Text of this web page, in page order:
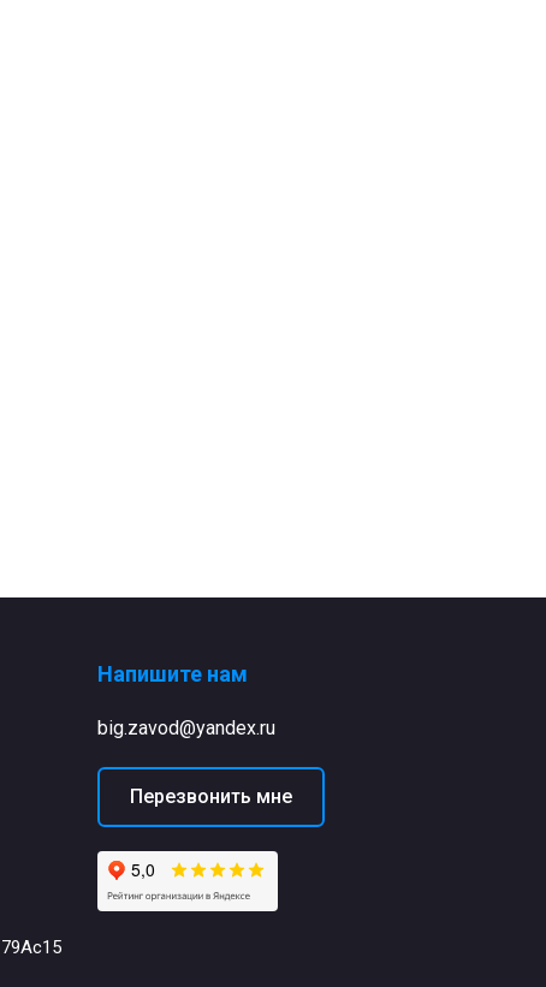
Напишите нам
big.zavod@yandex.ru
Перезвонить мне